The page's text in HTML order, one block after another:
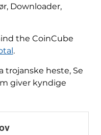
Downloader,
the CoinCube
.
trojanske heste, Se
giver kyndige